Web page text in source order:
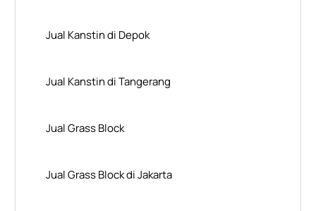
Jual Kanstin di Depok
Jual Kanstin di Tangerang
Jual Grass Block
Jual Grass Block di Jakarta